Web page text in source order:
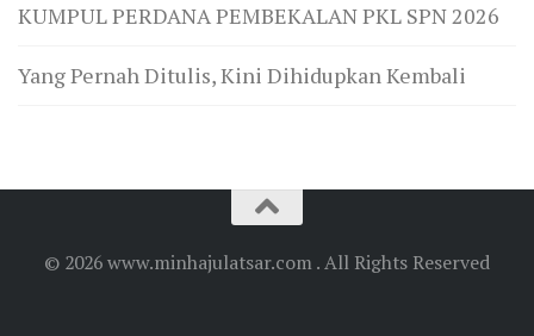
KUMPUL PERDANA PEMBEKALAN PKL SPN 2026
Yang Pernah Ditulis, Kini Dihidupkan Kembali
© 2026 www.minhajulatsar.com . All Rights Reserved